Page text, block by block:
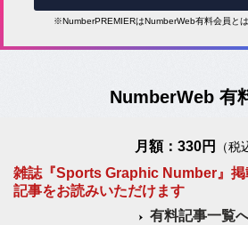
※NumberPREMIERはNumberWeb有料会員とは
NumberWeb 有
月額：330円 （税
雑誌『Sports Graphic Number』掲
記事をお読みいただけます
有料記事一覧